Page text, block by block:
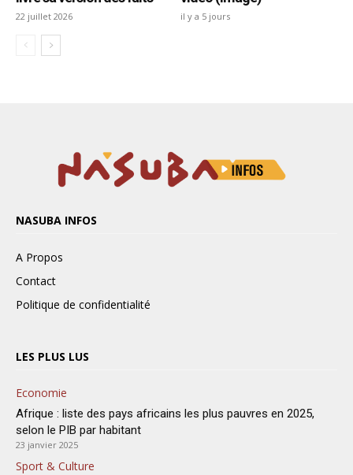
NASUBA INFOS
A Propos
Contact
Politique de confidentialité
LES PLUS LUS
Economie
Afrique : liste des pays africains les plus pauvres en 2025,
selon le PIB par habitant
23 janvier 2025
Sport & Culture